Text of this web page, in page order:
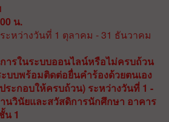
น.
ะหว่างวันที่ 1 ตุลาคม - 31 ธันวาคม
ารในระบบออนไลน์หรือไม่ครบถ้วน
บบพร้อมติดต่อยื่นคำร้องด้วยตนเอง
ระกอบให้ครบถ้วน) ระหว่างวันที่ 1 -
นวินัยและสวัสดิการนักศึกษา อาคาร
น 1